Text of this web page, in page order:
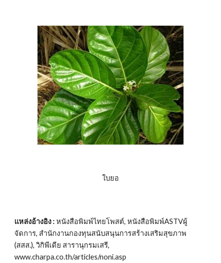
ใบยอ
แหล่งอ้างอิง : หนังสือพิมพ์ไทยโพสต์, หนังสือพิมพ์ASTVผู้
จัดการ, สำนักงานกองทุนสนับสนุนการสร้างเสริมสุขภาพ
(สสส.), วิกิพีเดีย สารานุกรมเสรี,
www.charpa.co.th/articles/noni.asp